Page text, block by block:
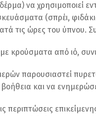
να χρησιμοποιεί
(σπρέι,
τις ώρες του ύπνου.
κρούσματα από ιό,
παρουσιαστεί
και να
περιπτώσεις